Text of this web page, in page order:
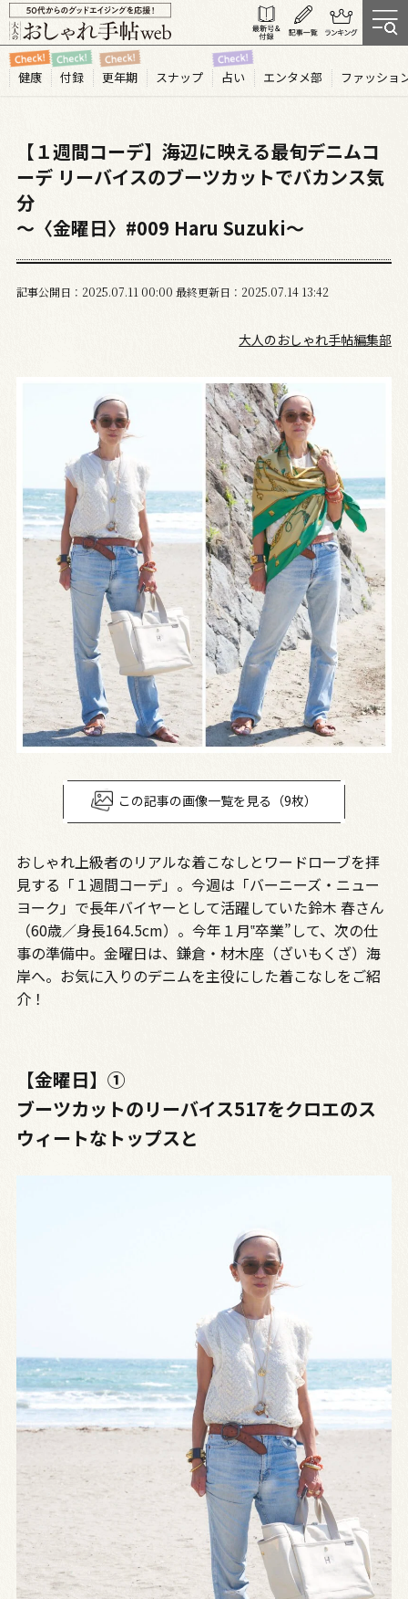
健康 付録 更年期 スナップ 占い エンタメ部 ファッショ
【１週間コーデ】海辺に映える最旬デニムコ
ーデ リーバイスのブーツカットでバカンス気
分
～〈金曜日〉#009 Haru Suzuki～
記事公開日 2025.07 11 00:00 最終更新日 2025.07.14 13:42
大人のおしゃれ手帖編集部
この記事の画像一覧を見る（9枚）
おしゃれ上級者のリアルな着こなしとワードローブを拝
見する「１週間コーデ」。今週は「バーニーズ・ニュー
ヨーク」で長年バイヤーとして活躍していた鈴木 春さん
（60歳／身長164.5cm）。今年１月‟卒業”して、次の仕
事の準備中。金曜日は、鎌倉・材木座（ざいもくざ）海
岸へ。お気に入りのデニムを主役にした着こなしをご紹
介！
【金曜日】➀
ブーツカットのリーバイス517をクロエのス
ウィートなトップスと